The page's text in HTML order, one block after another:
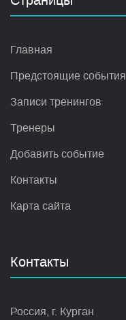
Главная
Предстоящие события
Записи тренингов
Тренеры
Добавить событие
Контакты
Карта сайта
Контакты
Россия, г. Курган